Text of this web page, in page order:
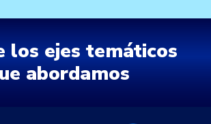
los ejes temáticos
abordamos